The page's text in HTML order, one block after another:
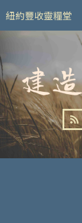
紐約豐收靈糧堂